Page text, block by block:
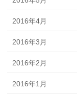
2016年4月
2016年3月
2016年2月
2016年1月